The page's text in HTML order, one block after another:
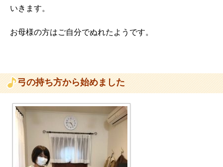
いきます。
お母様の方はご自分でぬれたようです。
弓の持ち方から始めました